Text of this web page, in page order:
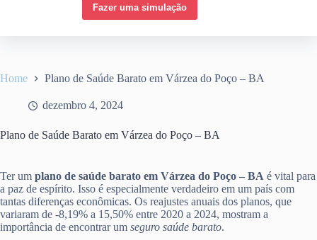
Fazer uma simulação
Home Plano de Saúde Barato em Várzea do Poço – BA
dezembro 4, 2024
Plano de Saúde Barato em Várzea do Poço – BA
Ter um plano de saúde barato em Várzea do Poço – BA é vital para
a paz de espírito. Isso é especialmente verdadeiro em um país com
tantas diferenças econômicas. Os reajustes anuais dos planos, que
variaram de -8,19% a 15,50% entre 2020 a 2024, mostram a
importância de encontrar um seguro saúde barato.